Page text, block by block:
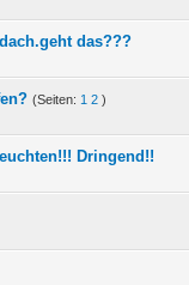
das???
(Seiten: 1 2 )
Dringend!!